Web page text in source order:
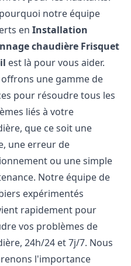
notre équipe
enInstallation
chaudière Frisquet
est là pour vous aider.
une gamme de
pour résoudre tous les
liés à votre
que ce soit une
une erreur de
ou une simple
Notre équipe de
expérimentés
rapidement pour
vos problèmes de
24h/24 et 7j/7. Nous
l'importance